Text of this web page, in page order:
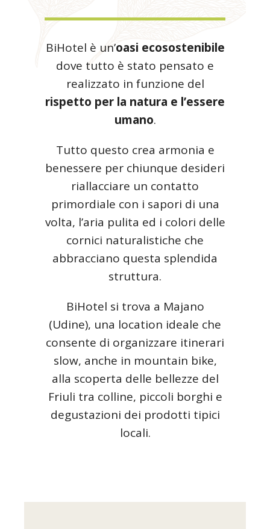
BiHotel è un’oasi ecosostenibile
dove tutto è stato pensato e
realizzato in funzione del
rispetto per la natura e l’essere
umano.
Tutto questo crea armonia e
benessere per chiunque desideri
riallacciare un contatto
primordiale con i sapori di una
volta, l’aria pulita ed i colori delle
cornici naturalistiche che
abbracciano questa splendida
struttura.
BiHotel si trova a Majano
(Udine), una location ideale che
consente di organizzare itinerari
slow, anche in mountain bike,
alla scoperta delle bellezze del
Friuli tra colline, piccoli borghi e
degustazioni dei prodotti tipici
locali.